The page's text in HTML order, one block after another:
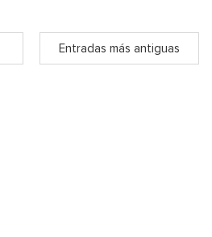
Entradas más antiguas